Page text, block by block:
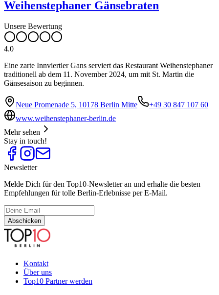
Weihenstephaner Gänsebraten
Unsere Bewertung
4.0
Eine zarte Innviertler Gans serviert das Restaurant Weihenstephaner
traditionell ab dem 11. November 2024, um mit St. Martin die
Gänsesaison zu beginnen.
Neue Promenade 5, 10178 Berlin Mitte
+49 30 847 107 60
www.weihenstephaner-berlin.de
Mehr sehen
Stay in touch!
Newsletter
Melde Dich für den Top10-Newsletter an und erhalte die besten
Empfehlungen für tolle Berlin-Erlebnisse per E-Mail.
Abschicken
Kontakt
Über uns
Top10 Partner werden